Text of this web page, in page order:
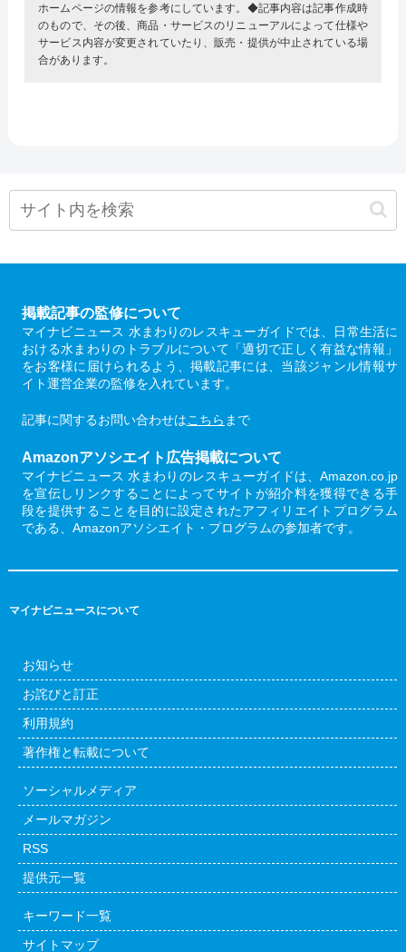
ホームページの情報を参考にしています。◆記事内容は記事作成時
のもので、その後、商品・サービスのリニューアルによって仕様や
サービス内容が変更されていたり、販売・提供が中止されている場
合があります。
掲載記事の監修について
マイナビニュース 水まわりのレスキューガイドでは、日常生活に
おける水まわりのトラブルについて「適切で正しく有益な情報」
をお客様に届けられるよう、掲載記事には、当該ジャンル情報サ
イト運営企業の監修を入れています。
記事に関するお問い合わせはこちら まで
Amazonアソシエイト広告掲載について
マイナビニュース 水まわりのレスキューガイドは、Amazon.co.jp
を宣伝しリンクすることによってサイトが紹介料を獲得できる手
段を提供することを目的に設定されたアフィリエイトプログラム
である、Amazonアソシエイト・プログラムの参加者です。
マイナビニュースについて
お知らせ
お詫びと訂正
利用規約
著作権と転載について
ソーシャルメディア
メールマガジン
RSS
提供元一覧
キーワード一覧
サイトマップ